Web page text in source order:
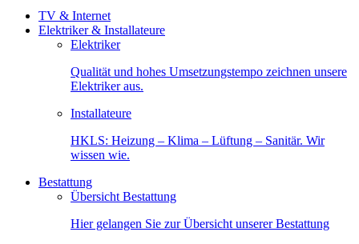
TV & Internet
Elektriker & Installateure
Elektriker
Qualität und hohes Umsetzungstempo zeichnen unsere
Elektriker aus.
Installateure
HKLS: Heizung – Klima – Lüftung – Sanitär. Wir
wissen wie.
Bestattung
Übersicht Bestattung
Hier gelangen Sie zur Übersicht unserer Bestattung